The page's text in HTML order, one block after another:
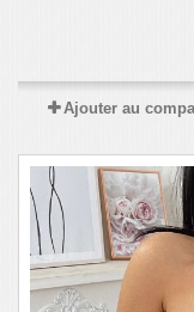
Ajouter au